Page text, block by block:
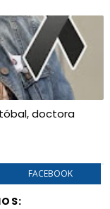
doctora
FACEBOOK